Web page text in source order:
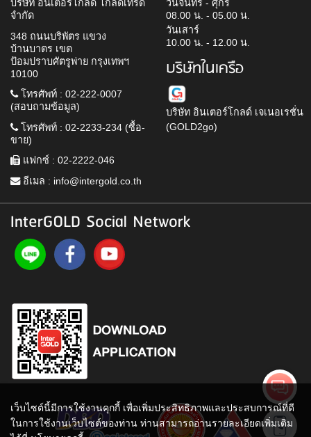
บริษัท อินเตอร์โกลด์ โกลด์เทรด
จำกัด
348 ถนนบริพัตร แขวง
บ้านบาตร เขต
ป้อมปราบศัตรูพ่าย กรุงเทพฯ
10100
โทรศัพท์ : 02-222-0007
(สอบถามข้อมูล)
โทรศัพท์ : 02-2233-234 (ซื้อ-
ขาย)
แฟกซ์ : 02-2222-046
อีเมล : info@intergold.co.th
วันจันทร์ - ศุกร์
08.00 น. - 05.00 น.
วันเสาร์
10.00 น. - 12.00 น.
บริษัทในเครือ
บริษัท อินเตอร์โกลด์ เจเนอเรชั่น
(GOLD2go)
InterGOLD Social Network
เว็บไซต์นี้มีการใช้งานคุกกี้ เพื่อเพิ่มประสิทธิภาพและประสบการณ์ที่ดี
ในการใช้งานเว็บไซต์ของท่าน ท่านสามารถอ่านรายละเอียดเพิ่มเติม